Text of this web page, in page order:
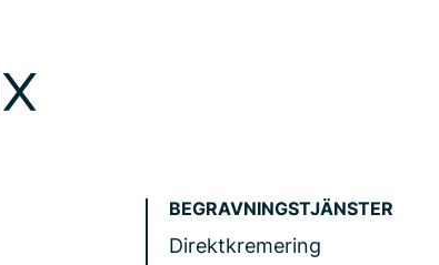
BEGRAVNINGSTJÄNSTER
Direktkremering